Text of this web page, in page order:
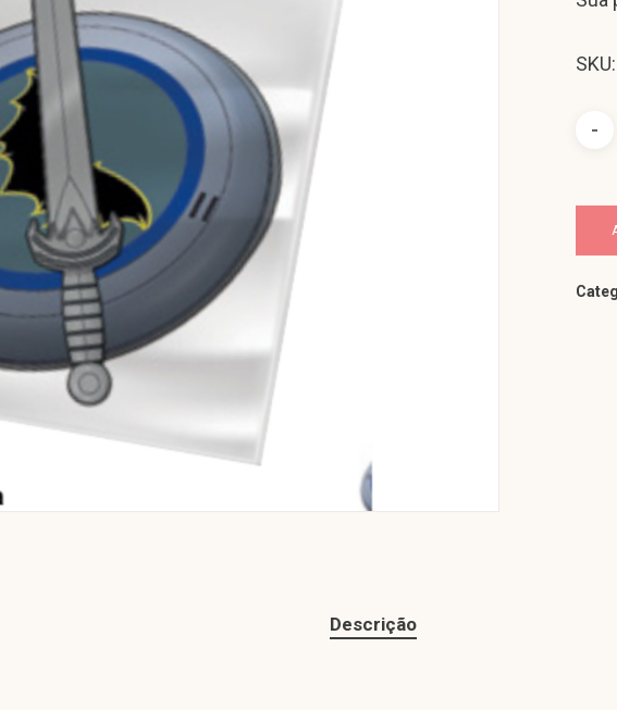
Descrição